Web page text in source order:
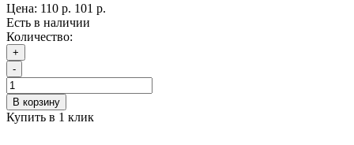
Цена: 110 р. 101 р.
Есть в наличии
Количество:
+
-
В корзину
Купить в 1 клик